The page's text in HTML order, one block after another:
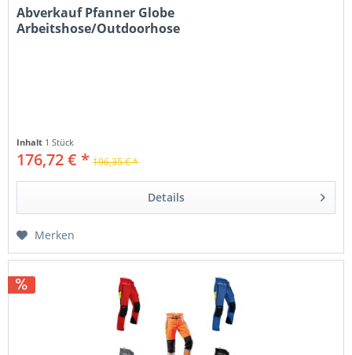
Abverkauf Pfanner Globe
Arbeitshose/Outdoorhose
Inhalt 1 Stück
176,72 € * 196,35 € *
Details
Merken